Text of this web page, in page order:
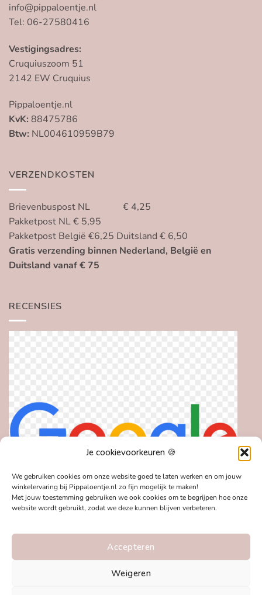
Je cookievoorkeuren 🍪
We gebruiken cookies om onze website goed te laten werken en om jouw
winkelervaring bij Pippaloentje.nl zo fijn mogelijk te maken!
Met jouw toestemming gebruiken we ook cookies om te begrijpen hoe onze
website wordt gebruikt, zodat we deze kunnen blijven verbeteren.
Accepteren
Weigeren
info@pippaloentje.nl
Tel: 06-27580416
Vestigingsadres:
Cruquiuszoom 51
2142 EW Cruquius
Pippaloentje.nl
KvK: 88475786
Btw: NL004610959B79
VERZENDKOSTEN
Brievenbuspost NL € 4,25
Pakketpost NL € 5,95
Pakketpost België €6,25 Duitsland € 6,50
Gratis verzending binnen Nederland, België en
Duitsland vanaf € 75
RECENSIES